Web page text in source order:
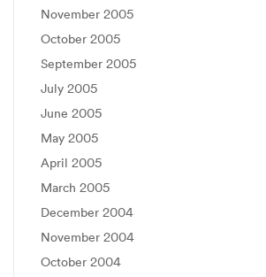
November 2005
October 2005
September 2005
July 2005
June 2005
May 2005
April 2005
March 2005
December 2004
November 2004
October 2004